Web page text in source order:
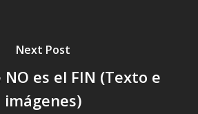
Next Post
es el FIN (Texto e
imágenes)